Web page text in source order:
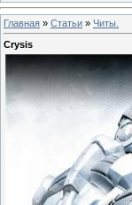
Главная » Статьи » Читы.
Сrуsis